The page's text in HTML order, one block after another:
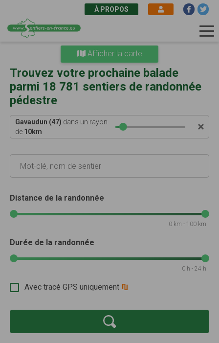
principal
À PROPOS
Trouvez votre prochaine balade
parmi 18 781 sentiers de randonnée
pédestre
Gavaudun (47) dans un rayon
de 10km
Distance de la randonnée
0 km - 100 km
Durée de la randonnée
0 h - 24 h
Avec tracé GPS uniquement
Afficher la carte